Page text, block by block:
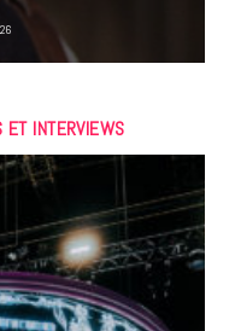
ET INTERVIEWS